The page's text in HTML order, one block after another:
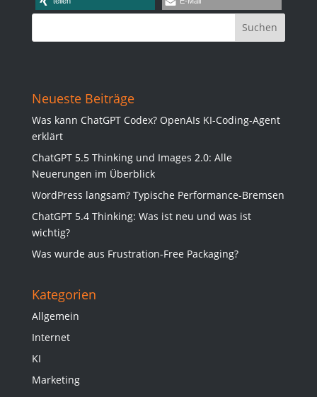
Neueste Beiträge
Was kann ChatGPT Codex? OpenAIs KI-Coding-Agent
erklärt
ChatGPT 5.5 Thinking und Images 2.0: Alle
Neuerungen im Überblick
WordPress langsam? Typische Performance-Bremsen
ChatGPT 5.4 Thinking: Was ist neu und was ist
wichtig?
Was wurde aus Frustration-Free Packaging?
Kategorien
Allgemein
Internet
KI
Marketing